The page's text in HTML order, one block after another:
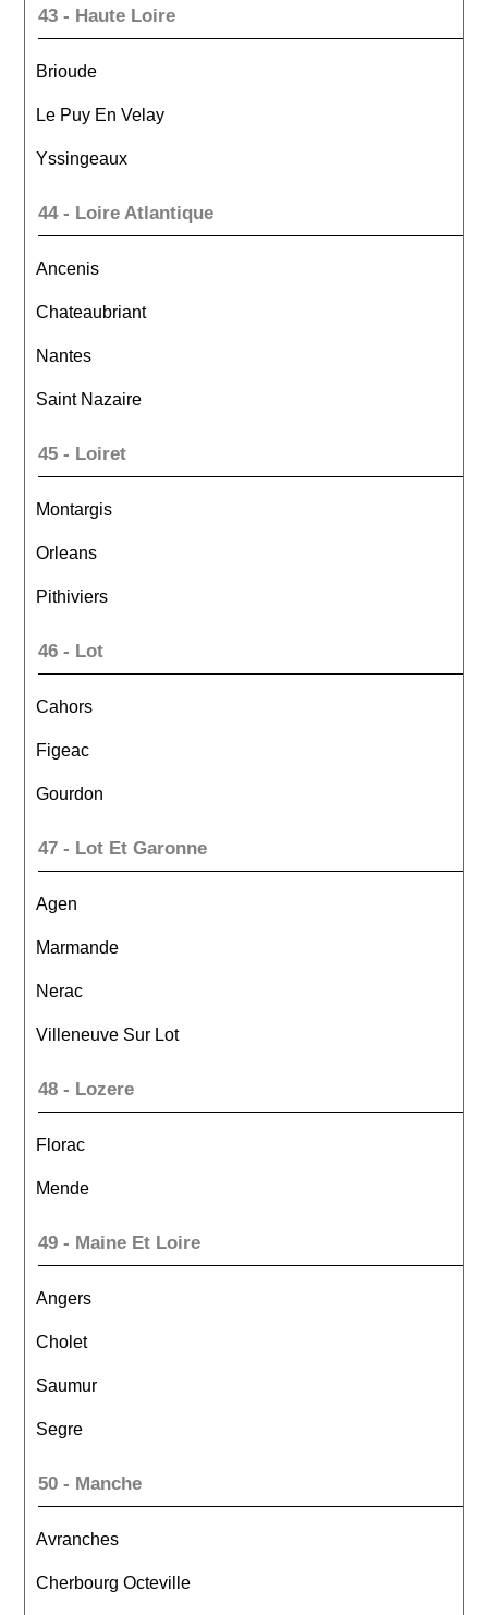
43 - Haute Loire
Brioude
Le Puy En Velay
Yssingeaux
44 - Loire Atlantique
Ancenis
Chateaubriant
Nantes
Saint Nazaire
45 - Loiret
Montargis
Orleans
Pithiviers
46 - Lot
Cahors
Figeac
Gourdon
47 - Lot Et Garonne
Agen
Marmande
Nerac
Villeneuve Sur Lot
48 - Lozere
Florac
Mende
49 - Maine Et Loire
Angers
Cholet
Saumur
Segre
50 - Manche
Avranches
Cherbourg Octeville